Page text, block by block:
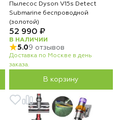
Пылесос Dyson V15s Detect
Submarine беспроводной
(золотой)
52 990 ₽
В НАЛИЧИИ
5.09 отзывов
Доставка по Москве в день
заказа.
В корзину